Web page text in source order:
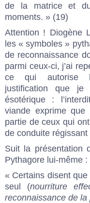
de la matrice et
moments. » (19)
Attention ! Diogène
les « symboles »
de reconnaissance
parmi ceux-ci, j’ai
ce qui autorise
justification que je
ésotérique :
viande exprime
partie de ceux qui
de conduite
Suit la présentation
Pythagore lui-même :
« Certains disent
seul (nourriture
reconnaissance de la